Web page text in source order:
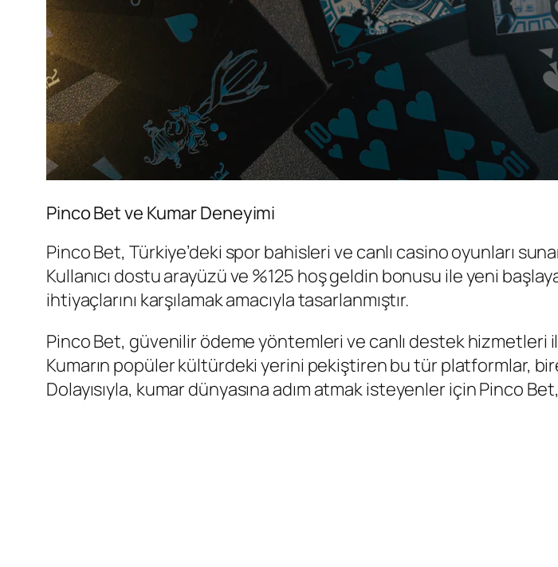
Pinco Bet ve Kumar Deneyimi
Pinco Bet, Türkiye’deki spor bahisleri ve canlı casino oyunları
Kullanıcı dostu arayüzü ve %125 hoş geldin bonusu ile yeni
ihtiyaçlarını karşılamak amacıyla tasarlanmıştır.
Pinco Bet, güvenilir ödeme yöntemleri ve canlı destek hizmetleri
Kumarın popüler kültürdeki yerini pekiştiren bu tür platformlar,
Dolayısıyla, kumar dünyasına adım atmak isteyenler için Pinco